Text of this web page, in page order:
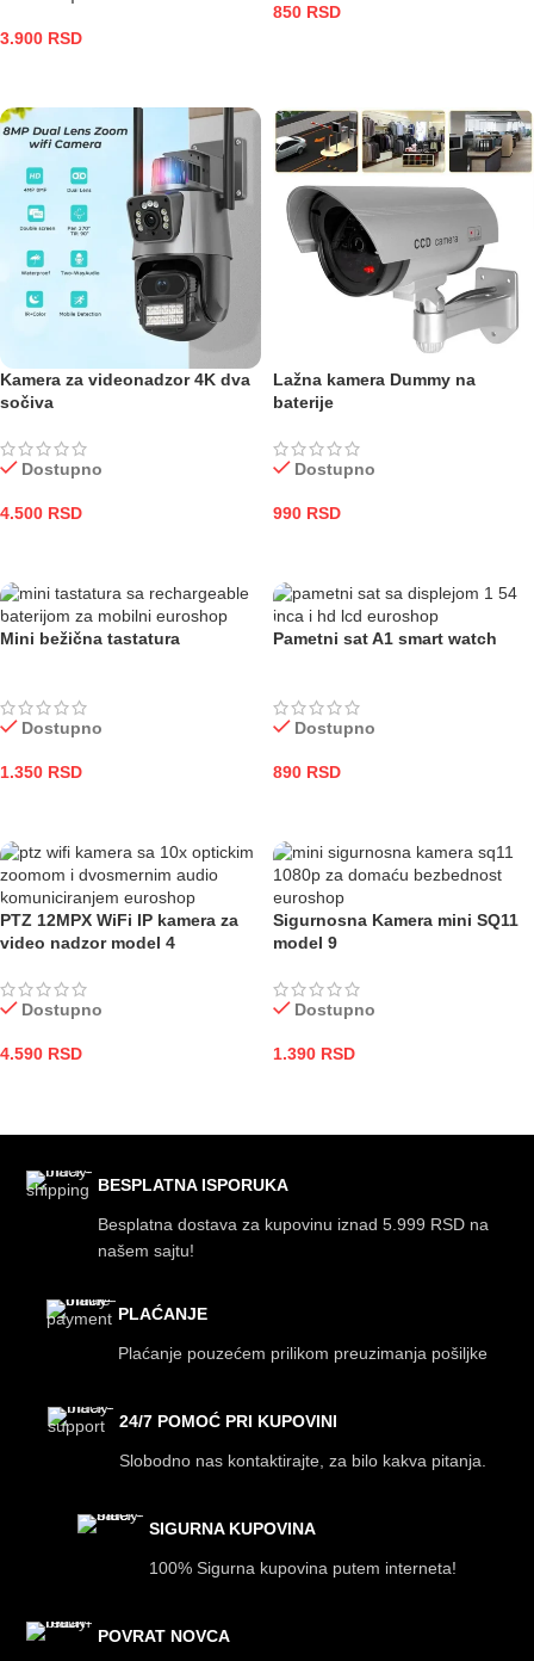
3.900 RSD
850 RSD
Kamera za videonadzor 4K dva
sočiva
Dostupno
4.500 RSD
Lažna kamera Dummy na
baterije
Dostupno
990 RSD
Mini bežična tastatura
Dostupno
1.350 RSD
Pametni sat A1 smart watch
Dostupno
890 RSD
PTZ 12MPX WiFi IP kamera za
video nadzor model 4
Dostupno
4.590 RSD
Sigurnosna Kamera mini SQ11
model 9
Dostupno
1.390 RSD
BESPLATNA ISPORUKA
Besplatna dostava za kupovinu iznad 5.999 RSD na
našem sajtu!
PLAĆANJE
Plaćanje pouzećem prilikom preuzimanja pošiljke
24/7 POMOĆ PRI KUPOVINI
Slobodno nas kontaktirajte, za bilo kakva pitanja.
SIGURNA KUPOVINA
100% Sigurna kupovina putem interneta!
POVRAT NOVCA